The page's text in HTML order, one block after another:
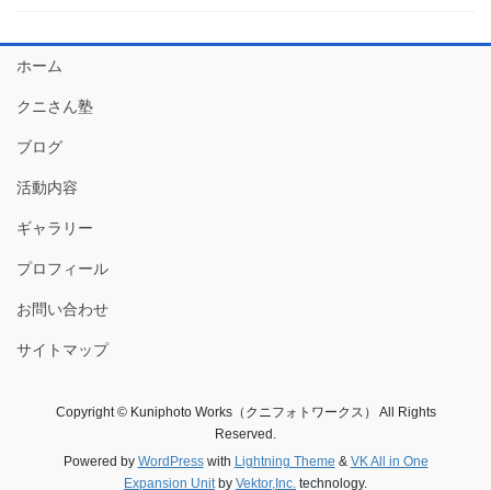
ホーム
クニさん塾
ブログ
活動内容
ギャラリー
プロフィール
お問い合わせ
サイトマップ
Copyright © Kuniphoto Works（クニフォトワークス） All Rights
Reserved.
Powered by WordPresswith Lightning Theme & VK All in One
Expansion Unitby Vektor,Inc. technology.